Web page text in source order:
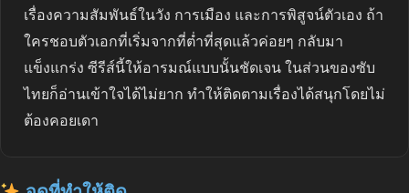
เรื่องความสัมพันธ์ในวัง การเมือง และการพิสูจน์ตัวเอง ถ้า
ใครชอบตัวเอกที่เริ่มจากที่ต่ำที่สุดแล้วค่อยๆ กลับมา
แข็งแกร่ง ซีรีส์นี้ให้อารมณ์แบบนั้นชัดเจน ในส่วนของซับ
ไทยก็อ่านเข้าใจได้ไม่ยาก ทำให้ติดตามเรื่องได้สนุกโดยไม่
ต้องคอยเดา